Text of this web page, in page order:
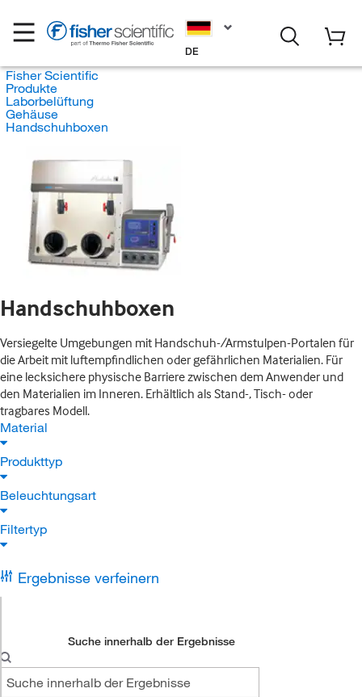
DE
Fisher Scientific
Produkte
Laborbelüftung
Gehäuse
Handschuhboxen
Handschuhboxen
Versiegelte Umgebungen mit Handschuh-/Armstulpen-Portalen für
die Arbeit mit luftempfindlichen oder gefährlichen Materialien. Für
eine lecksichere physische Barriere zwischen dem Anwender und
den Materialien im Inneren. Erhältlich als Stand-, Tisch- oder
tragbares Modell.
Material
Produkttyp
Beleuchtungsart
Filtertyp
Ergebnisse verfeinern
Suche innerhalb der Ergebnisse